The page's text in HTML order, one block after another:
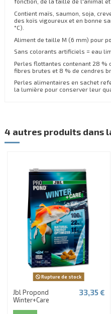
Contient maïs, saumon, soja,
des koïs vigoureux et en bonne
°C).
Aliment de taille M (6 mm) pour
Sans colorants artificiels = eau
Perles flottantes contenant 28 %
fibres brutes et 8 % de cendres
Perles alimentaires en sachet
la lumière pour conserver leur
4 autres produits dans
Rupture de stock
Jbl Propond
Winter+Care
33,35 €